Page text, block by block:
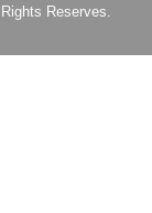
Reserves.